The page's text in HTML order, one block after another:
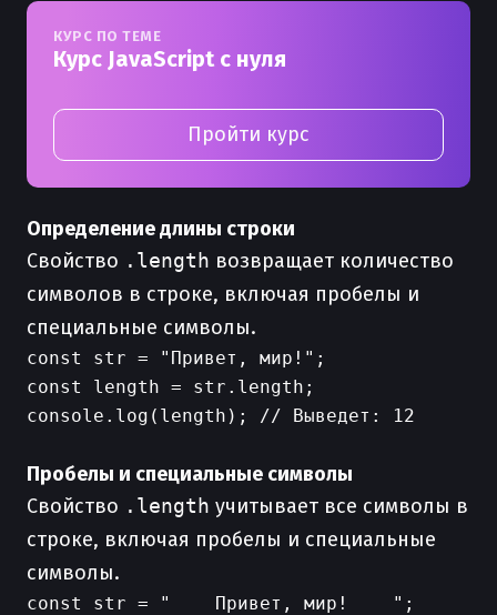
КУРС ПО ТЕМЕ
Курс JavaScript с нуля
Пройти курс
Определение длины строки
Свойство .length возвращает количество
символов в строке, включая пробелы и
специальные символы.
const str = "Привет, мир!";
const length = str.length;
console.log(length); // Выведет: 12
Пробелы и специальные символы
Свойство .length учитывает все символы в
строке, включая пробелы и специальные
символы.
const str = "    Привет, мир!    ";